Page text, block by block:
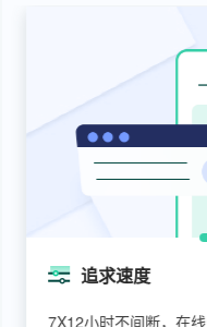
高效解决
客户反馈问题需求，